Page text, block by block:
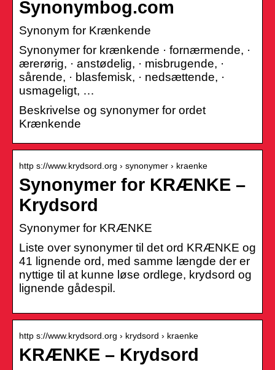
Synonymbog.com
Synonym for Krænkende
Synonymer for krænkende · fornærmende, ·
ærerørig, · anstødelig, · misbrugende, ·
sårende, · blasfemisk, · nedsættende, ·
usmageligt, …
Beskrivelse og synonymer for ordet
Krænkende
http s://www.krydsord.org › synonymer › kraenke
Synonymer for KRÆNKE –
Krydsord
Synonymer for KRÆNKE
Liste over synonymer til det ord KRÆNKE og
41 lignende ord, med samme længde der er
nyttige til at kunne løse ordlege, krydsord og
lignende gådespil.
http s://www.krydsord.org › krydsord › kraenke
KRÆNKE – Krydsord